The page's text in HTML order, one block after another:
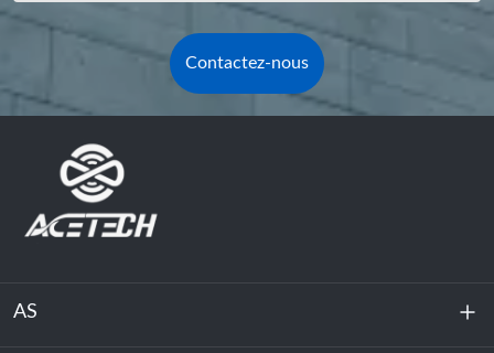
Contactez-nous
AS